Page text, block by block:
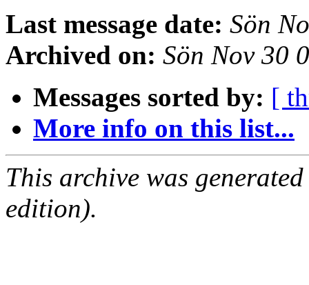
Last message date: Sön
Archived on: Sön Nov 30
Messages sorted by: [
More info on this list...
This archive was
edition).